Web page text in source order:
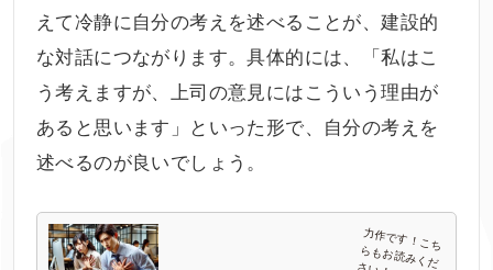
えて冷静に自分の考えを述べることが、建設的
な対話につながります。具体的には、「私はこ
う考えますが、上司の意見にはこういう理由が
あると思います」といった形で、自分の考えを
述べるのが良いでしょう。